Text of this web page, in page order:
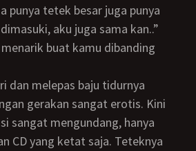
aku juga sama kan..”
gerakan sangat erotis. Kini
sangat mengundang, hanya
CD yang ketat saja. Teteknya